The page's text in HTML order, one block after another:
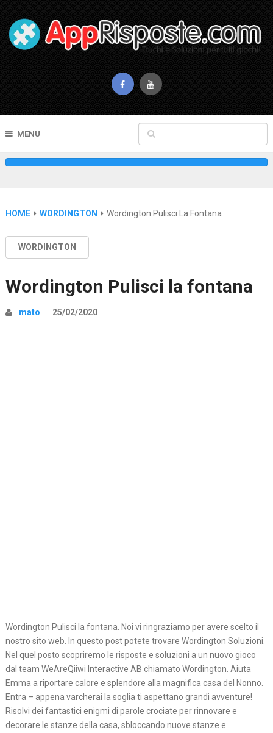
MENU
HOME WORDINGTON Wordington Pulisci La Fontana
WORDINGTON
Wordington Pulisci la fontana
mato 25/02/2020
Wordington Pulisci la fontana. Noi vi ringraziamo per avere scelto il
nostro sito web. In questo post potete trovare Wordington Soluzioni.
Nel quel posto scopriremo le risposte e soluzioni a un nuovo gioco
dal team WeAreQiiwi Interactive AB chiamato Wordington. Aiuta
Emma a riportare calore e splendore alla magnifica casa del Nonno.
Entra – appena varcherai la soglia ti aspettano grandi avventure!
Risolvi dei fantastici enigmi di parole crociate per rinnovare e
decorare le stanze della casa, sbloccando nuove stanze e